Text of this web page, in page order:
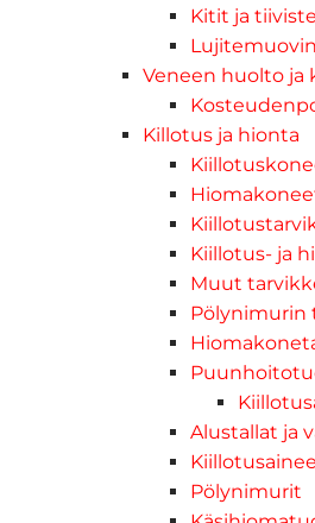
Kitit ja
Veneen huolto ja
Killotus ja hionta
Kiillotus- ja
Muut
Pölynimurin
Alustallat ja
Pölynimurit